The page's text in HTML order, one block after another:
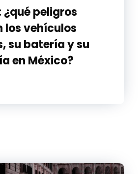
peligros
los vehículos
su batería y su
en México?